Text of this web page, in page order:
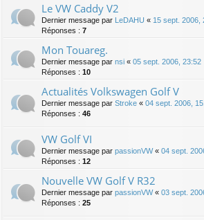
Le VW Caddy V2
Dernier message par LeDAHU « 15 sept. 2006,
Réponses : 7
Mon Touareg.
Dernier message par nsi « 05 sept. 2006, 23:52
Réponses : 10
Actualités Volkswagen Golf V
Dernier message par Stroke « 04 sept. 2006,
Réponses : 46
VW Golf VI
Dernier message par passionVW« 04 sept.
Réponses : 12
Nouvelle VW Golf V R32
Dernier message par passionVW« 03 sept.
Réponses : 25